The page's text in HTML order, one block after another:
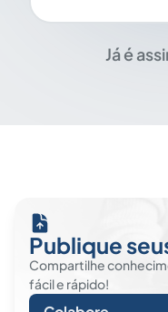
Já é
Publique
Compartilhe
fácil e rápido!